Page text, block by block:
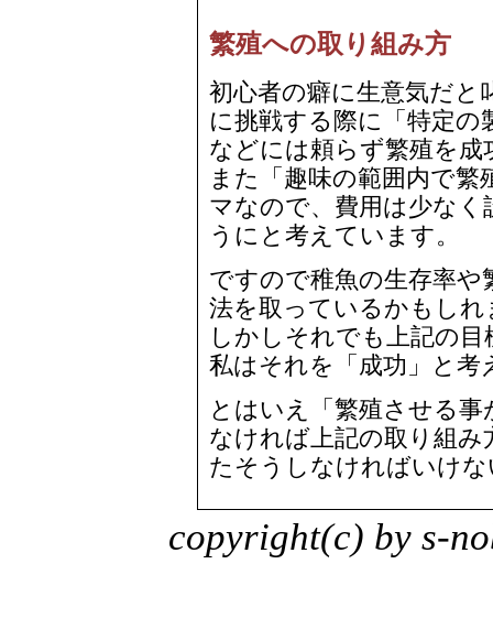
繁殖への取り組み方
初心者の癖に生意気だと
に挑戦する際に「特定
などには頼らず繁殖を
また「趣味の範囲内で
マなので、費用は少な
うにと考えています。
ですので稚魚の生存率
法を取っているかもしれ
しかしそれでも上記の
私はそれを「成功」と考
とはいえ「繁殖させる
なければ上記の取り組
たそうしなければいけ
copyright(c) by s-